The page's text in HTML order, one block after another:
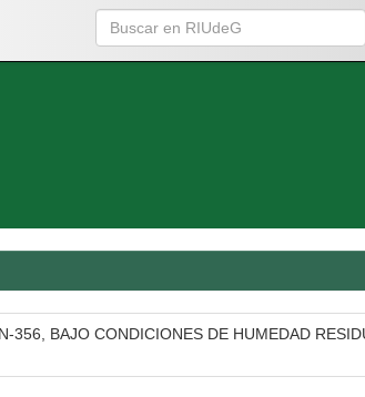
356, BAJO CONDICIONES DE HUMEDAD